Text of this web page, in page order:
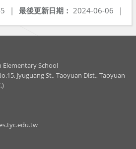
最後更新日期： 2024-06-06 |
|
Elementary School
Jyuguang St., Taoyuan Dist., Taoyuan